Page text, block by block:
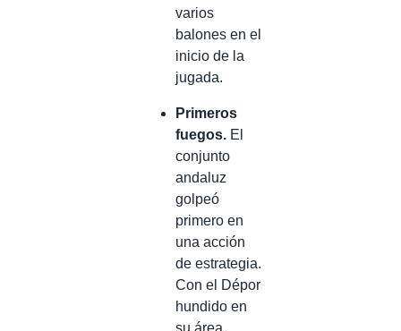
varios
balones en el
inicio de la
jugada.
Primeros
fuegos. El
conjunto
andaluz
golpeó
primero en
una acción
de estrategia.
Con el Dépor
hundido en
su área,